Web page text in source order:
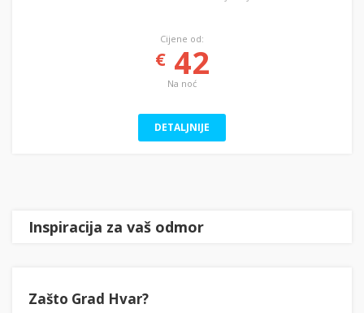
Cijene od:
€42
Na noć
DETALJNIJE
Inspiracija za vaš odmor
Zašto Grad Hvar?